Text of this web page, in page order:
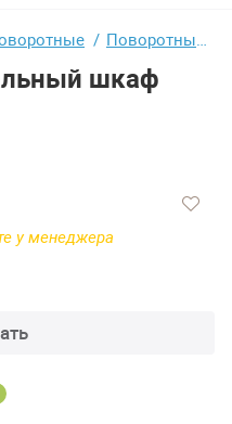
Поворотный зеркальный шкаф Shelf Lupo Art
шкаф
у менеджера